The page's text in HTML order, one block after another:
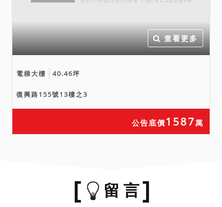
查看更多
電梯大樓 40.46坪
復興路155號13樓之3
公告底價 1587萬
留 言